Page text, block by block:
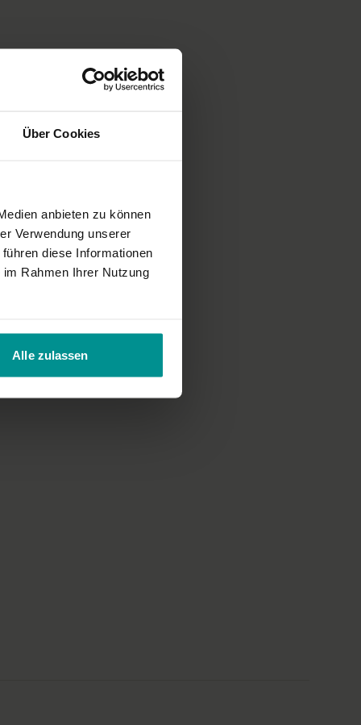
Über Cookies
anbieten zu können
Verwendung unserer
diese Informationen
Rahmen Ihrer Nutzung
Alle zulassen
unbekannt